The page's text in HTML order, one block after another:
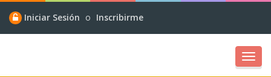
Iniciar Sesión o Inscribirme